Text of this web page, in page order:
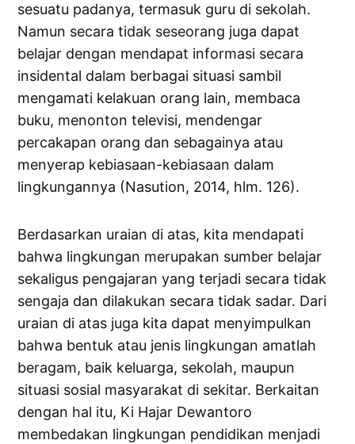
sesuatu padanya, termasuk guru di sekolah.
Namun secara tidak seseorang juga dapat
belajar dengan mendapat informasi secara
insidental dalam berbagai situasi sambil
mengamati kelakuan orang lain, membaca
buku, menonton televisi, mendengar
percakapan orang dan sebagainya atau
menyerap kebiasaan-kebiasaan dalam
lingkungannya (Nasution, 2014, hlm. 126).
Berdasarkan uraian di atas, kita mendapati
bahwa lingkungan merupakan sumber belajar
sekaligus pengajaran yang terjadi secara tidak
sengaja dan dilakukan secara tidak sadar. Dari
uraian di atas juga kita dapat menyimpulkan
bahwa bentuk atau jenis lingkungan amatlah
beragam, baik keluarga, sekolah, maupun
situasi sosial masyarakat di sekitar. Berkaitan
dengan hal itu, Ki Hajar Dewantoro
membedakan lingkungan pendidikan menjadi